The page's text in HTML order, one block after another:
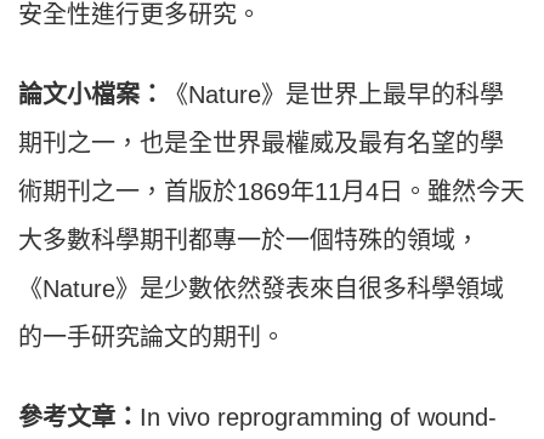
安全性進行更多研究。
論文小檔案：
《Nature》是世界上最早的科學
期刊之一，也是全世界最權威及最有名望的學
術期刊之一，首版於1869年11月4日。雖然今天
大多數科學期刊都專一於一個特殊的領域，
《Nature》是少數依然發表來自很多科學領域
的一手研究論文的期刊。
參考文章： In vivo reprogramming of wound-